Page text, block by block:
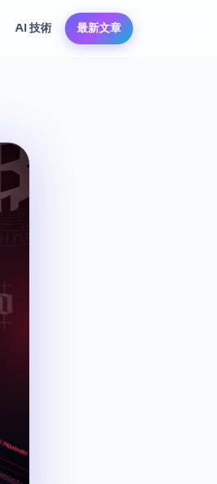
AI 技術 最新文章